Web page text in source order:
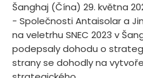
Šanghaj (Čína) 29. května
- Společnosti Antaisolar a
na veletrhu SNEC 2023 v
podepsaly dohodu o
strany se dohodly na